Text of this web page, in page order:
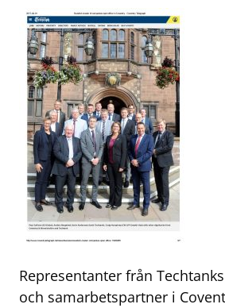
Representanter från
och samarbetspartner i